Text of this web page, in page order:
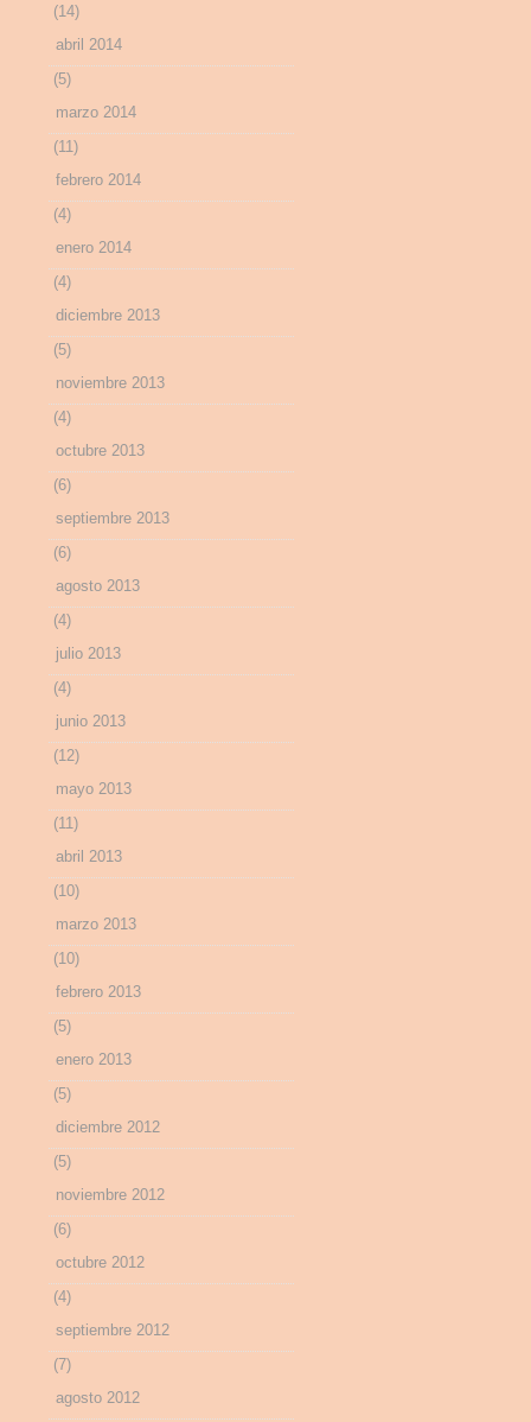
(14)
abril 2014
(5)
marzo 2014
(11)
febrero 2014
(4)
enero 2014
(4)
diciembre 2013
(5)
noviembre 2013
(4)
octubre 2013
(6)
septiembre 2013
(6)
agosto 2013
(4)
julio 2013
(4)
junio 2013
(12)
mayo 2013
(11)
abril 2013
(10)
marzo 2013
(10)
febrero 2013
(5)
enero 2013
(5)
diciembre 2012
(5)
noviembre 2012
(6)
octubre 2012
(4)
septiembre 2012
(7)
agosto 2012